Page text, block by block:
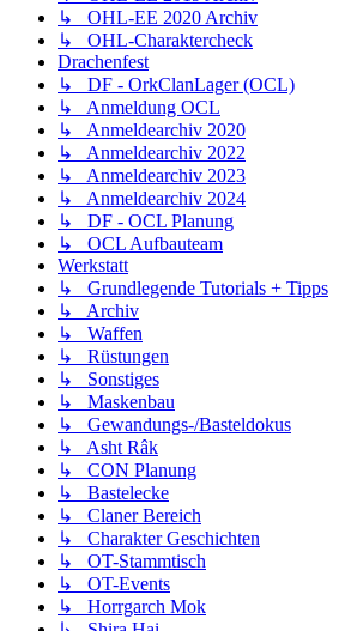
↳ OHL-EE 2020 Archiv
↳ OHL-Charaktercheck
Drachenfest
↳ DF - OrkClanLager (OCL)
↳ Anmeldung OCL
↳ Anmeldearchiv 2020
↳ Anmeldearchiv 2022
↳ Anmeldearchiv 2023
↳ Anmeldearchiv 2024
↳ DF - OCL Planung
↳ OCL Aufbauteam
Werkstatt
↳ Grundlegende Tutorials + Tipps
↳ Archiv
↳ Waffen
↳ Rüstungen
↳ Sonstiges
↳ Maskenbau
↳ Gewandungs-/Basteldokus
↳ Asht Râk
↳ CON Planung
↳ Bastelecke
↳ Claner Bereich
↳ Charakter Geschichten
↳ OT-Stammtisch
↳ OT-Events
↳ Horrgarch Mok